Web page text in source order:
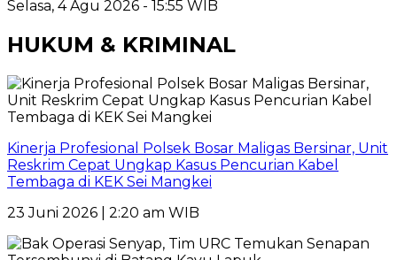
Selasa, 4 Agu 2026 - 15:55 WIB
HUKUM & KRIMINAL
Kinerja Profesional Polsek Bosar Maligas Bersinar, Unit
Reskrim Cepat Ungkap Kasus Pencurian Kabel
Tembaga di KEK Sei Mangkei
23 Juni 2026 | 2:20 am WIB